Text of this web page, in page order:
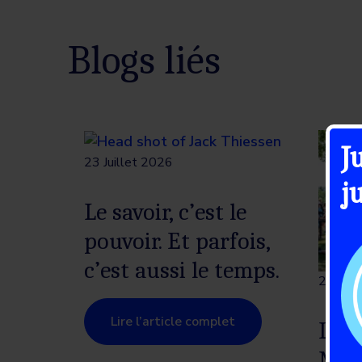
Blogs liés
23 Juillet 2026
Le savoir, c’est le
pouvoir. Et parfois,
c’est aussi le temps.
Lire l’article complet
21
La